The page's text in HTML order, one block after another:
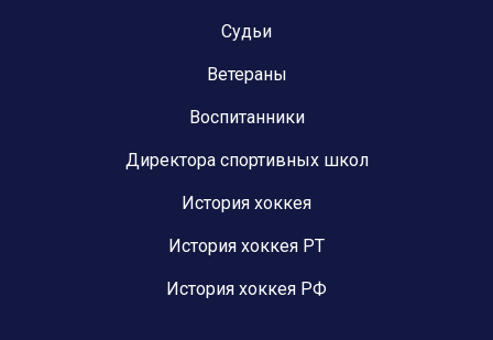
Судьи
Ветераны
Воспитанники
Директора спортивных школ
История хоккея
История хоккея РТ
История хоккея РФ